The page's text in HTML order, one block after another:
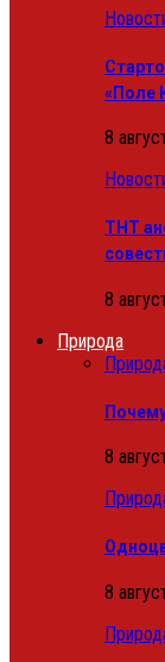
«Поле
8
ТНТ
8
Природа
8
8